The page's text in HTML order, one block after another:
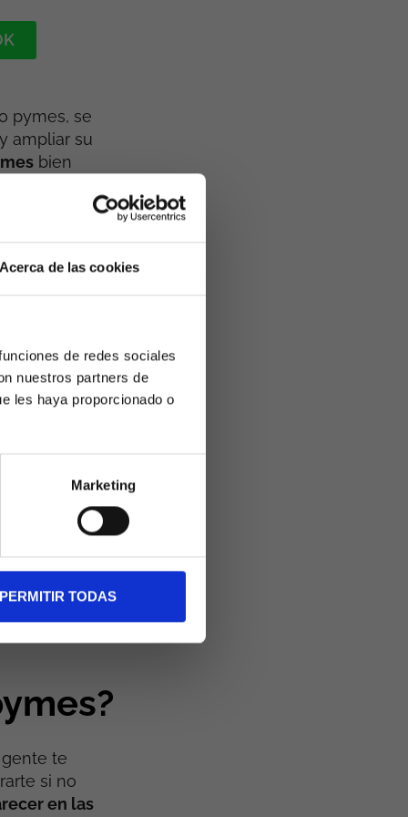
Acerca de las cookies
de redes sociales
nuestros partners de
les haya proporcionado o
Marketing
PERMITIR TODAS
pymes, se
ampliar su
bien
SEO para pymes
respecto a
si se
en
, es
tipo de
o
te
si no
en las